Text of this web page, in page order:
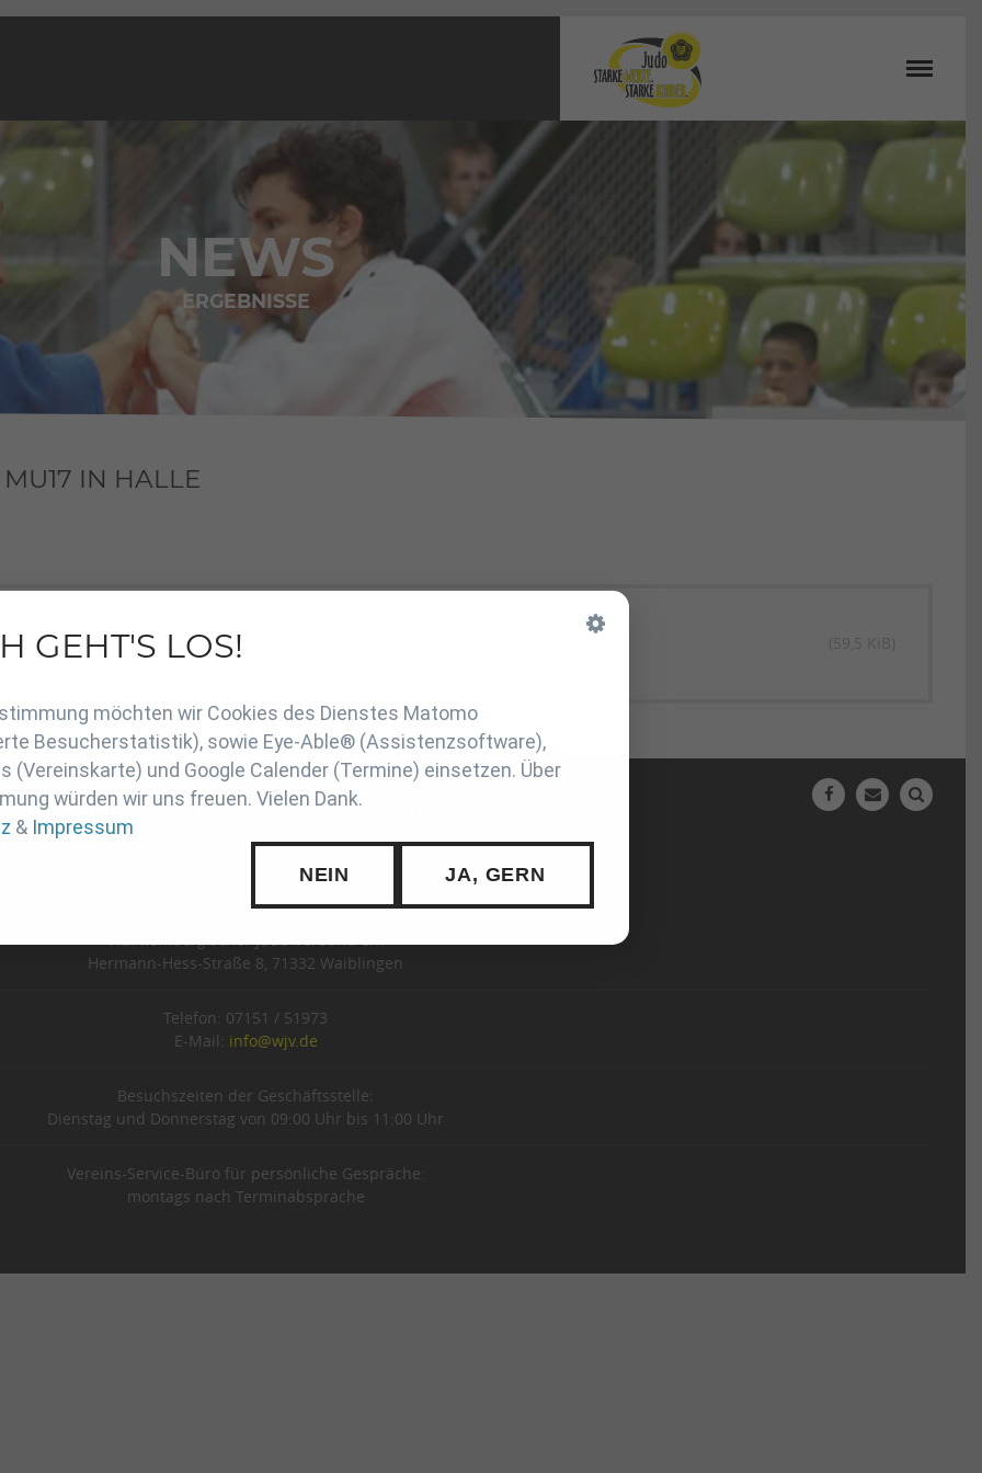
NEWS
ERGEBNISSE
IN HALLE
(59,5 KiB)
INTERN SUCHE COOKIE-EINSTELLUNGEN
Württembergischer Judo-Verband e.V.
Hermann-Hess-Straße 8, 71332 Waiblingen
Telefon: 07151 / 51973
E-Mail: info@wjv.de
Besuchszeiten der Geschäftsstelle:
Dienstag und Donnerstag von 09:00 Uhr bis 11:00 Uhr
Vereins-Service-Büro für persönliche Gespräche:
montags nach Terminabsprache
GEHT'S LOS!
möchten wir Cookies des Dienstes Matomo
Besucherstatistik), sowie Eye-Able® (Assistenzsoftware),
(Vereinskarte) und Google Calender (Termine) einsetzen. Über
würden wir uns freuen. Vielen Dank.
& Impressum
NEIN JA, GERN